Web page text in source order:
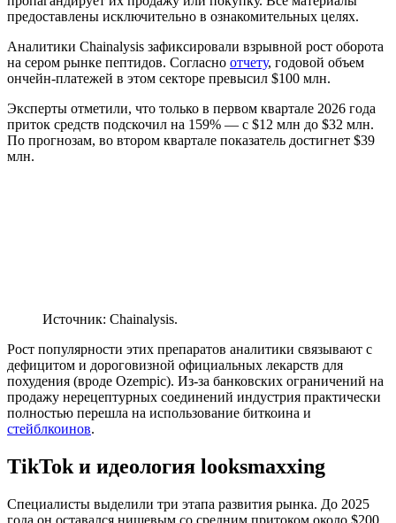
предоставлены исключительно в ознакомительных целях.
Аналитики Chainalysis зафиксировали взрывной рост оборота
на сером рынке пептидов. Согласно отчету, годовой объем
ончейн-платежей в этом секторе превысил $100 млн.
Эксперты отметили, что только в первом квартале 2026 года
приток средств подскочил на 159% — с $12 млн до $32 млн.
По прогнозам, во втором квартале показатель достигнет $39
млн.
Источник: Chainalysis.
Рост популярности этих препаратов аналитики связывают с
дефицитом и дороговизной официальных лекарств для
похудения (вроде Ozempic). Из-за банковских ограничений на
продажу нерецептурных соединений индустрия практически
полностью перешла на использование биткоина и
стейблкоинов.
TikTok и идеология looksmaxxing
Специалисты выделили три этапа развития рынка. До 2025
года он оставался нишевым со средним притоком около $200